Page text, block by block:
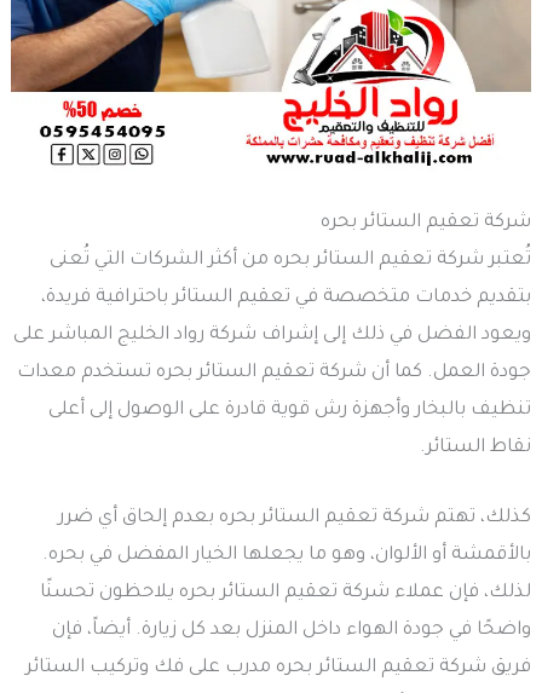
شركة تعقيم الستائر بحره
تُعتبر شركة تعقيم الستائر بحره من أكثر الشركات التي تُعنى
بتقديم خدمات متخصصة في تعقيم الستائر باحترافية فريدة،
ويعود الفضل في ذلك إلى إشراف شركة رواد الخليج المباشر على
جودة العمل. كما أن شركة تعقيم الستائر بحره تستخدم معدات
تنظيف بالبخار وأجهزة رش قوية قادرة على الوصول إلى أعلى
نقاط الستائر.
كذلك، تهتم شركة تعقيم الستائر بحره بعدم إلحاق أي ضرر
بالأقمشة أو الألوان، وهو ما يجعلها الخيار المفضل في بحره.
لذلك، فإن عملاء شركة تعقيم الستائر بحره يلاحظون تحسنًا
واضحًا في جودة الهواء داخل المنزل بعد كل زيارة. أيضاً، فإن
فريق شركة تعقيم الستائر بحره مدرب على فك وتركيب الستائر